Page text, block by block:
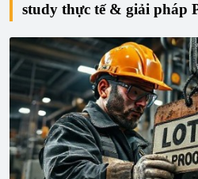
study thực tế & giải pháp